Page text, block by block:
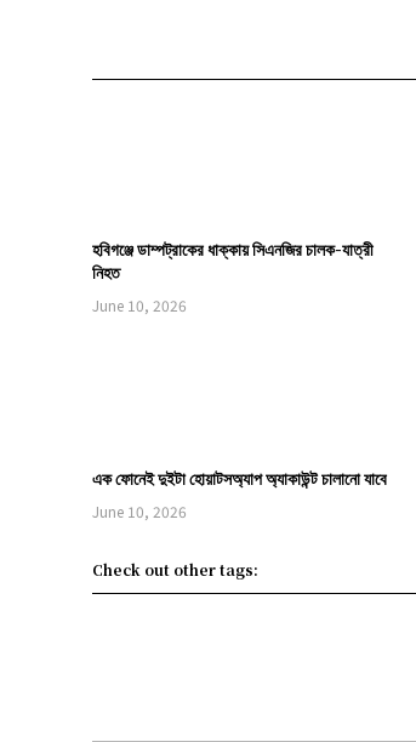
হবিগঞ্জে ডাম্পট্রাকের ধাক্কায় সিএনজির চালক-যাত্রী
নিহত
June 10, 2026
এক ফোনেই দুইটা হোয়াটসঅ্যাপ অ্যাকাউন্ট চালানো যাবে
June 10, 2026
Check out other tags: